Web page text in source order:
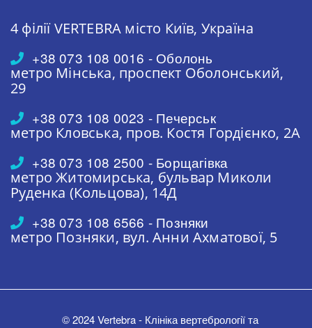
4 філії VERTEBRA місто Київ, Україна
+38 073 108 0016 - Оболонь
метро Мінська, проспект Оболонський,
29
+38 073 108 0023 - Печерськ
метро Кловська, пров. Костя Гордієнко, 2А
+38 073 108 2500 - Борщагівка
метро Житомирська, бульвар Миколи
Руденка (Кольцова), 14Д
+38 073 108 6566 - Позняки
метро Позняки, вул. Анни Ахматової, 5
© 2024 Vertebra - Клініка вертебрології та